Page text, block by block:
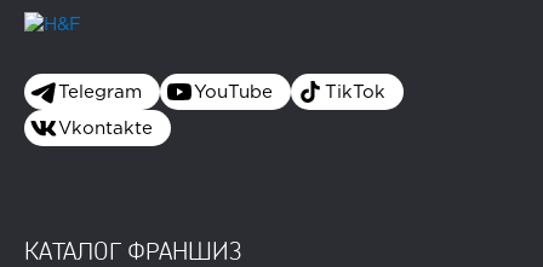
Telegram YouTube TikTok
Vkontakte
КАТАЛОГ ФРАНШИЗ